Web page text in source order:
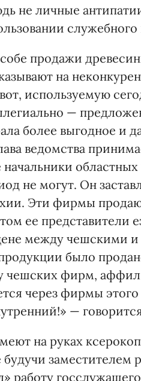
не личные
продажи
на
используемую
—
более выгодное и
ведомства
начальники
не могут. Он
Эти фирмы
ее представители
между чешскими
было
чешских фирм,
через фирмы
—
на руках
будучи заместителем
работу